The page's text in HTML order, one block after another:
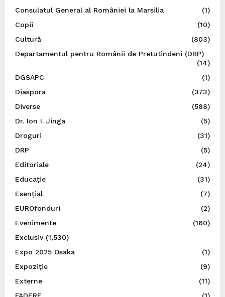
Consulatul General al României la Marsilia
(1)
Copii
(10)
Cultură
(803)
Departamentul pentru Românii de Pretutindeni (DRP)
(14)
DGSAPC
(1)
Diaspora
(373)
Diverse
(588)
Dr. Ion I. Jinga
(5)
Droguri
(31)
DRP
(5)
Editoriale
(24)
Educație
(31)
Esențial
(7)
EUROfonduri
(2)
Evenimente
(160)
Exclusiv(1,530)
Expo 2025 Osaka
(1)
Expoziție
(9)
Externe
(11)
FADERE
(1)